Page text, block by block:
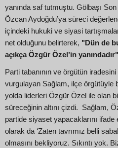
yanında saf tutmuştu. Gölbaşı
Özcan Aydoğdu’ya süreci
içindeki hukuki ve siyasi
net olduğunu belirterek, "Dün de
açıkça Özgür Özel’in yanındadır"
Parti tabanının ve örgütün
vurgulayan Sağlam, ilçe örgütüyle
yolda liderleri Özgür Özel ile olan
süreceğinin altını çizdi. Sağlam,
partide siyaset yapacaklarını
olarak da ‘Zaten tavrımız belli
olmasını bekliyoruz. Sıkıntı yok.